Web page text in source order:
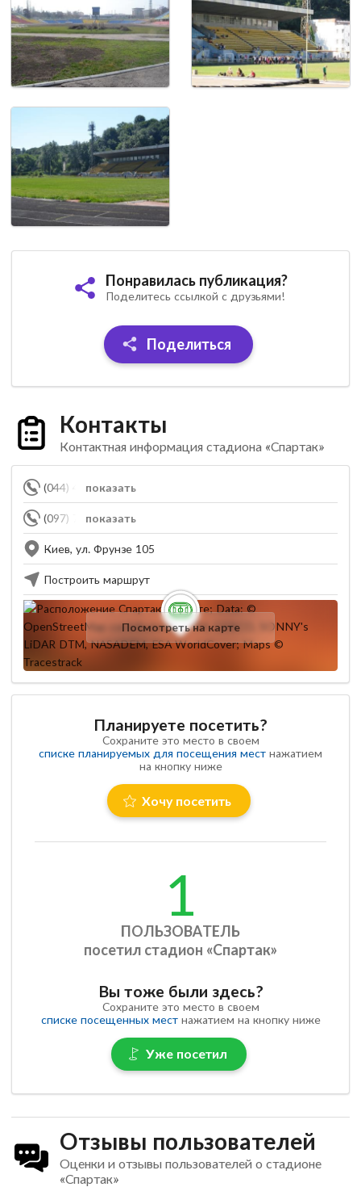
Понравилась публикация?
Поделитесь ссылкой с друзьями!
Поделиться
Контакты
Контактная информация стадиона «Спартак»
показать
(044) 468-10-96
показать
(097) 760-30-30
Киев, ул. Фрунзе 105
Построить маршрут
Посмотреть на карте
Планируете посетить?
Сохраните это место в своем
списке планируемых для посещения мест нажатием
на кнопку ниже
Хочу посетить
1
ПОЛЬЗОВАТЕЛЬ
посетил стадион «Спартак»
Вы тоже были здесь?
Сохраните это место в своем
списке посещенных местнажатием на кнопку ниже
Уже посетил
Отзывы пользователей
Оценки и отзывы пользователей о стадионе
«Спартак»